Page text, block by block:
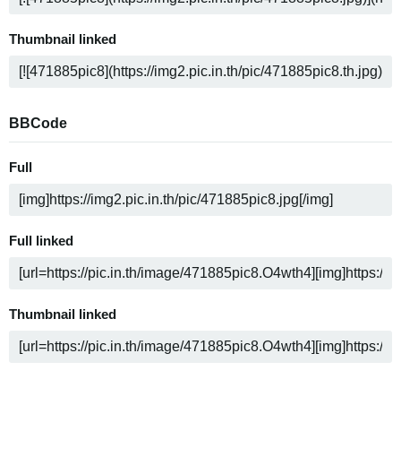
Thumbnail linked
BBCode
Full
Full linked
Thumbnail linked